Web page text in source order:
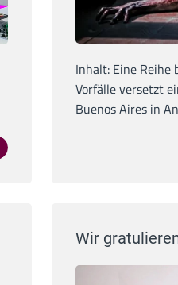
Inhalt: Eine
Vorfälle versetzt
Buenos Aires in
Wir